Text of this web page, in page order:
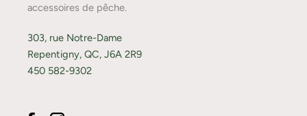
accessoires de pêche.
303, rue Notre-Dame
Repentigny, QC, J6A 2R9
450 582-9302